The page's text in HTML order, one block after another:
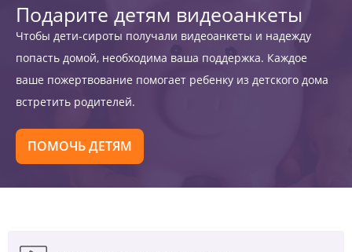
Подарите детям видеоанкеты
Чтобы дети-сироты получали видеоанкеты и надежду
попасть домой, необходима ваша поддержка. Каждое
ваше пожертвование помогает ребенку из детского дома
встретить родителей.
ПОМОЧЬ ДЕТЯМ